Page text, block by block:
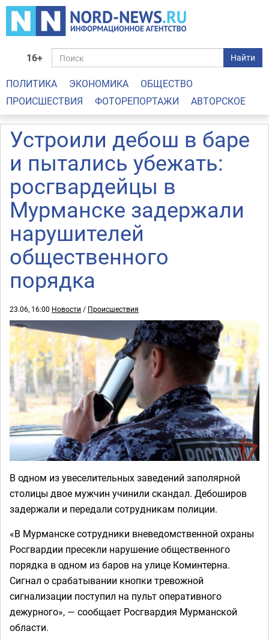
16+ Найти
ПОЛИТИКА ЭКОНОМИКА
ОБЩЕСТВО
ПРОИСШЕСТВИЯ
ФОТОРЕПОРТАЖИ АВТОРСКОЕ
Устроили дебош в баре
и пытались убежать:
росгвардейцы в
Мурманске задержали
нарушителей
общественного
порядка
23.06, 16:00 Новости / Происшествия
В одном из увеселительных заведений заполярной
столицы двое мужчин учинили скандал. Дебоширов
задержали и передали сотрудникам полиции.
«В Мурманске сотрудники вневедомственной охраны
Росгвардии пресекли нарушение общественного
порядка в одном из баров на улице Коминтерна.
Сигнал о срабатывании кнопки тревожной
сигнализации поступил на пульт оперативного
дежурного», — сообщает Росгвардия Мурманской
области.